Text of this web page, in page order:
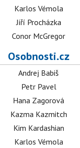
Karlos Vémola
Jiří Procházka
Conor McGregor
Osobnosti.cz
Andrej Babiš
Petr Pavel
Hana Zagorová
Kazma Kazmitch
Kim Kardashian
Karlos Vémola